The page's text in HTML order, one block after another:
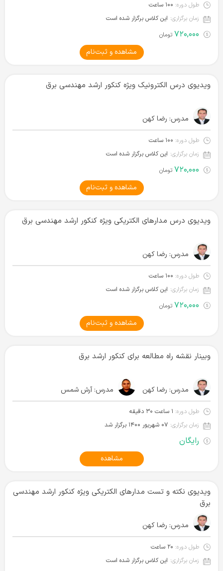
طول دوره: ۱۰۰ ساعت
زمان برگزاری: این کلاس برگزار شده است
۷۲۰,۰۰۰ تومان
مشاهده و ثبت‌نام
ویدیوی درس الکترونیک ویژه کنکور ارشد مهندسی برق
مدرس: رضا کهن
طول دوره: ۱۰۰ ساعت
زمان برگزاری: این کلاس برگزار شده است
۷۲۰,۰۰۰ تومان
مشاهده و ثبت‌نام
ویدیوی درس مدارهای الکتریکی ویژه کنکور ارشد مهندسی برق
مدرس: رضا کهن
طول دوره: ۱۰۰ ساعت
زمان برگزاری: این کلاس برگزار شده است
۷۲۰,۰۰۰ تومان
مشاهده و ثبت‌نام
وبینار نقشه راه مطالعه برای کنکور ارشد برق
مدرس: رضا کهن مدرس: آرش شمس
طول دوره: ۱ ساعت ۳۰ دقیقه
زمان برگزاری: ۰۷ شهریور ۱۴۰۰ برگزار شد
رایگان
مشاهده
ویدیوی نکته و تست مدارهای الکتریکی ویژه کنکور ارشد مهندسی
برق
مدرس: رضا کهن
طول دوره: ۲۰ ساعت
زمان برگزاری: این کلاس برگزار شده است